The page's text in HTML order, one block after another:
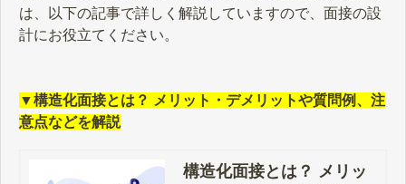
は、以下の記事で詳しく解説していますので、面接の設
計にお役立てください。
▼構造化面接とは？ メリット・デメリットや質問例、注
意点などを解説
構造化面接とは？ メリッ